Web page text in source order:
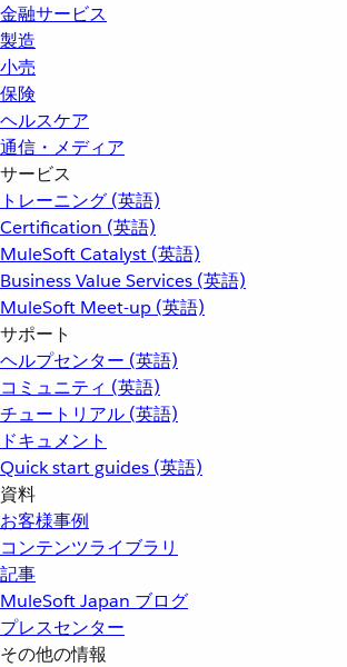
金融サービス
製造
小売
保険
ヘルスケア
通信・メディア
サービス
トレーニング (英語)
Certification (英語)
MuleSoft Catalyst (英語)
Business Value Services (英語)
MuleSoft Meet-up (英語)
サポート
ヘルプセンター (英語)
コミュニティ (英語)
チュートリアル (英語)
ドキュメント
Quick start guides (英語)
資料
お客様事例
コンテンツライブラリ
記事
MuleSoft Japan ブログ
プレスセンター
その他の情報